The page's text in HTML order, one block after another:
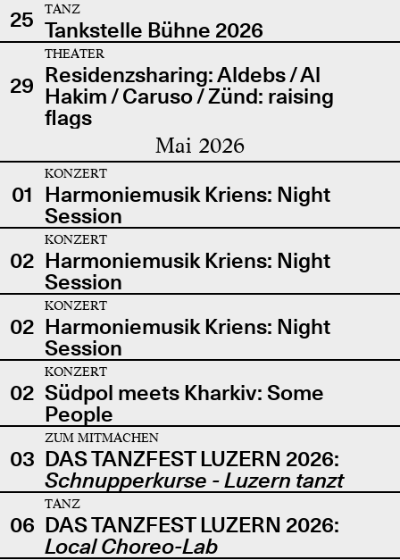
25
TANZ
Tankstelle Bühne 2026
29
THEATER
Residenzsharing: Aldebs / Al
Hakim / Caruso / Zünd: raising
flags
Mai 2026
01
KONZERT
Harmoniemusik Kriens: Night
Session
02
KONZERT
Harmoniemusik Kriens: Night
Session
02
KONZERT
Harmoniemusik Kriens: Night
Session
02
KONZERT
Südpol meets Kharkiv: Some
People
03
ZUM MITMACHEN
DAS TANZFEST LUZERN 2026:
Schnupperkurse - Luzern tanzt
06
TANZ
DAS TANZFEST LUZERN 2026:
Local Choreo-Lab